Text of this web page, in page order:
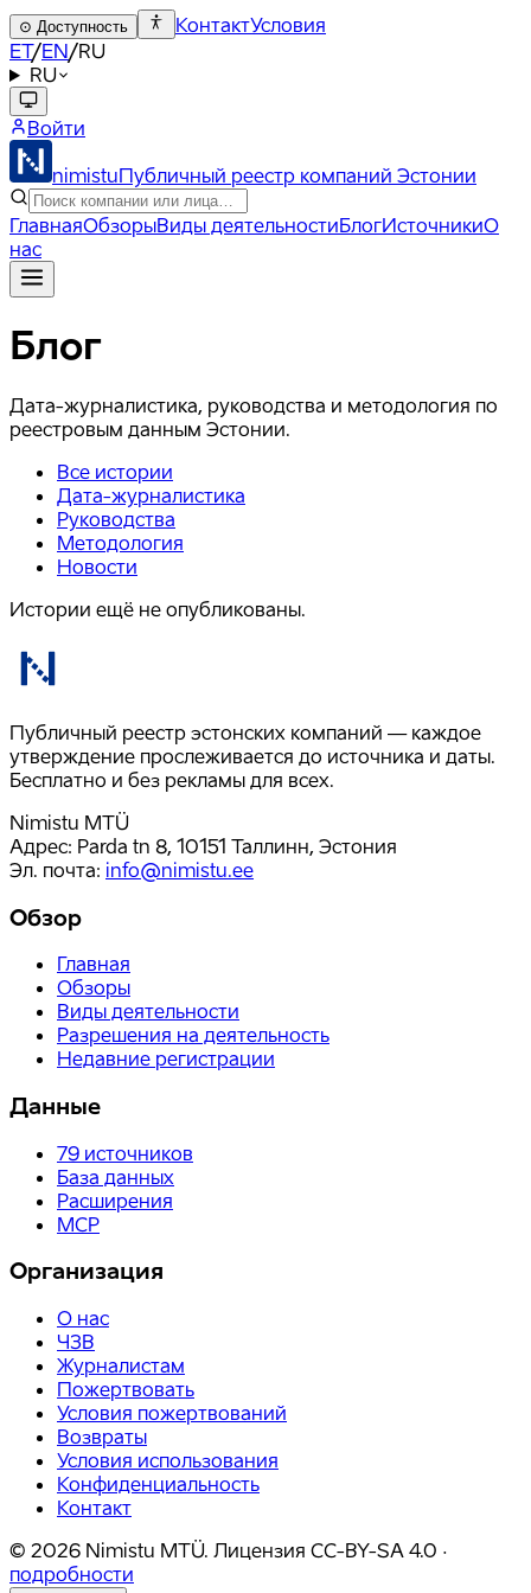
⊙ Доступность КонтактУсловия
ET/EN/RU
RU
Войти
nimistuПубличный реестр компаний Эстонии
ГлавнаяОбзорыВиды деятельностиБлогИсточникиО
нас
Блог
Дата-журналистика, руководства и методология по
реестровым данным Эстонии.
Все истории
Дата-журналистика
Руководства
Методология
Новости
Истории ещё не опубликованы.
Публичный реестр эстонских компаний — каждое
утверждение прослеживается до источника и даты.
Бесплатно и без рекламы для всех.
Nimistu MTÜ
Адрес: Parda tn 8, 10151 Таллинн, Эстония
Эл. почта: info@nimistu.ee
Обзор
Главная
Обзоры
Виды деятельности
Разрешения на деятельность
Недавние регистрации
Данные
79 источников
База данных
Расширения
MCP
Организация
О нас
ЧЗВ
Журналистам
Пожертвовать
Условия пожертвований
Возвраты
Условия использования
Конфиденциальность
Контакт
© 2026 Nimistu MTÜ. Лицензия CC-BY-SA 4.0 ·
подробности